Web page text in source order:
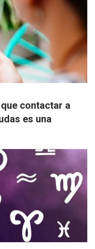
contactar a
es una